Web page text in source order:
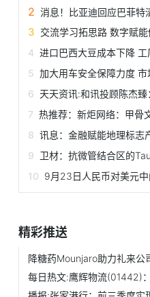
消息！比亚迪回应巴菲特清仓：股票投资
交流学习拓思路 数字赋能促发展——山东
进口巴西大豆成本下降 工厂压榨量
加大用车安全保障力度 市场监管总局
天天资讯:和讯投顾陈杰臻：周一市场受科
热推荐：新炬网络：甲骨文（中国）软件系
讯息：金融赋能地理标志产
卫材：抗微管结合区的Tau蛋白抗体
9月23日人民币对美元中间价报7.1057
精彩推送